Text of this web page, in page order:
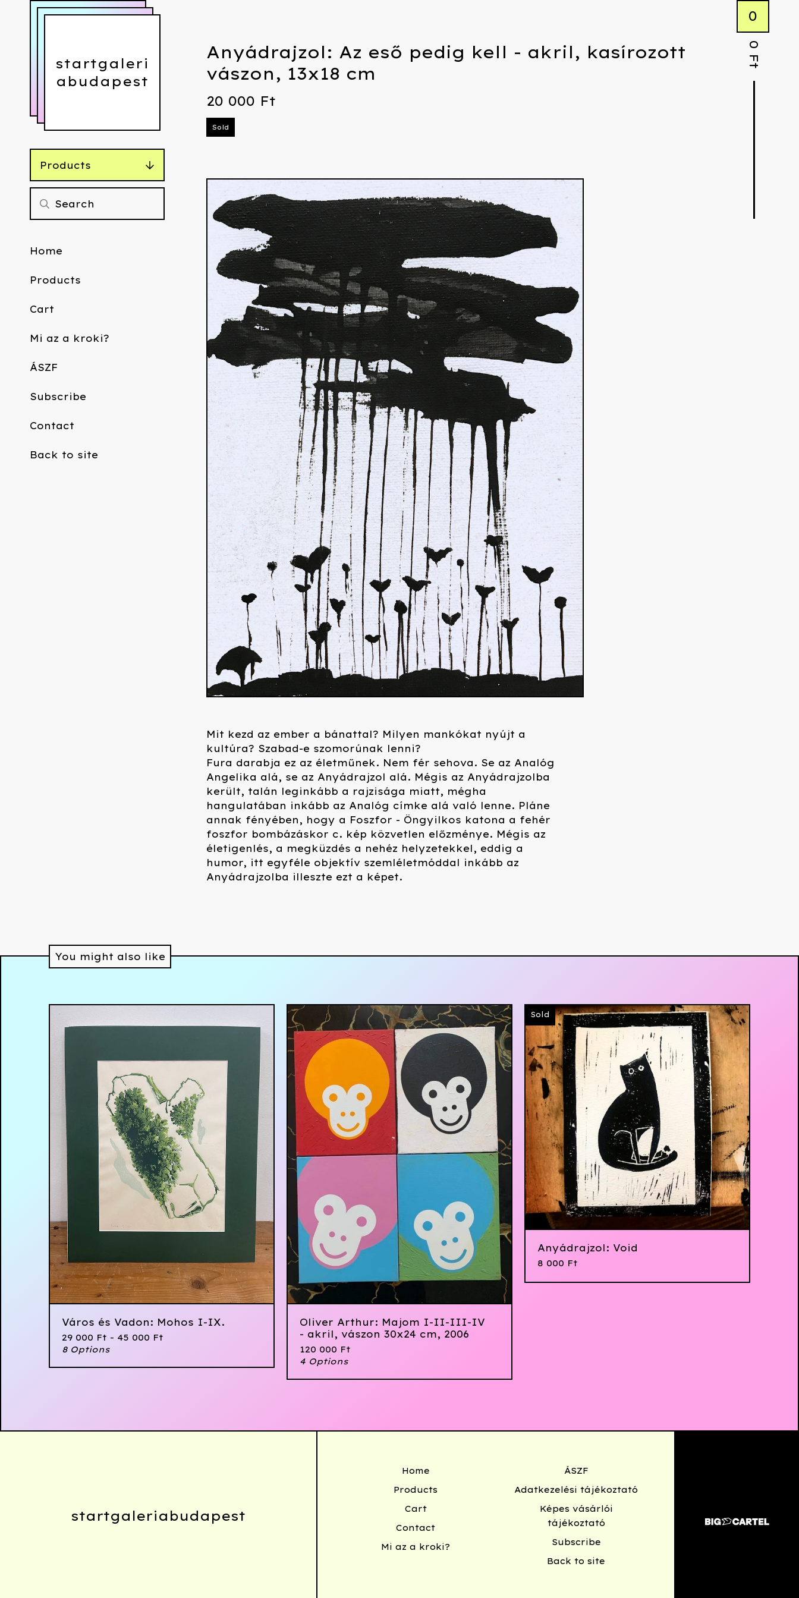
startgaleri
abudapest
0
0
Ft
Products
Home
Products
Cart
Mi az a kroki?
ÁSZF
Subscribe
Contact
Back to site
Anyádrajzol: Az eső pedig kell - akril, kasírozott
vászon, 13x18 cm
20 000 Ft
Sold
Mit kezd az ember a bánattal? Milyen mankókat nyújt a
kultúra? Szabad-e szomorúnak lenni?
Fura darabja ez az életműnek. Nem fér sehova. Se az Analóg
Angelika alá, se az Anyádrajzol alá. Mégis az Anyádrajzolba
került, talán leginkább a rajzisága miatt, mégha
hangulatában inkább az Analóg címke alá való lenne. Pláne
annak fényében, hogy a Foszfor - Öngyilkos katona a fehér
foszfor bombázáskor c. kép közvetlen előzménye. Mégis az
életigenlés, a megküzdés a nehéz helyzetekkel, eddig a
humor, itt egyféle objektív szemléletmóddal inkább az
Anyádrajzolba illeszte ezt a képet.
You might also like
Város és Vadon: Mohos I-IX.
29 000 Ft - 45 000 Ft
8 Options
Oliver Arthur: Majom I-II-III-IV
- akril, vászon 30x24 cm, 2006
120 000 Ft
4 Options
Sold
Anyádrajzol: Void
8 000 Ft
startgaleriabudapest
Home
Products
Cart
Contact
Mi az a kroki?
ÁSZF
Adatkezelési tájékoztató
Képes vásárlói
tájékoztató
Subscribe
Back to site